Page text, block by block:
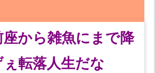
から雑魚にまで降
転落人生だな